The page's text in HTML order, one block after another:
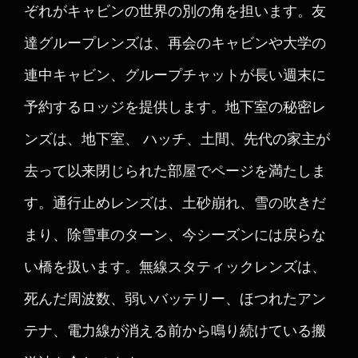
ぞれがキャビンの世界の別の角を担います。友
達グループレンズは、再会のキャビンや大学の
連中キャビン、グループチャットが長い週末に
予約するロッジを提供します。地下室の秘密レ
ンズは、地下室、 ハッチ、土間、先代の家主が
去って以来閉じられた部屋でページを満たしま
す。通行止めレンズは、土砂崩れ、雪の吹きだ
まり、除雪車のターン、今シーズンには戻らな
い橋を扱います。無線スタティックレンズは、
死んだ周波数、弱いバッテリー、ほつれたアン
テナ、電力線が消える前から鳴り続けている搬